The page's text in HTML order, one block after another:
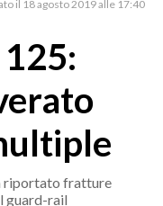
il 18 agosto 2019 alle 17:40
riportato fratture
guard-rail